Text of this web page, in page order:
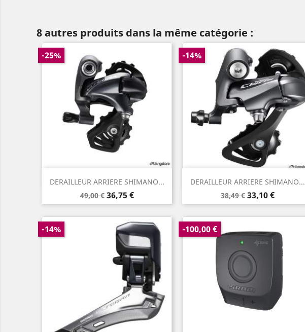
8 autres produits dans la même catégorie :
DERAILLEUR ARRIERE SHIMANO...
Prix
de
base
49,00 €
-25%
Prix
36,75 €
Aperçu rapide DERAILLEUR ARRIERE SHIMANO...
Prix
de
base
38,49 €
-14%
Prix
33,10 €
Aperçu rapide
-14% -100,00 €